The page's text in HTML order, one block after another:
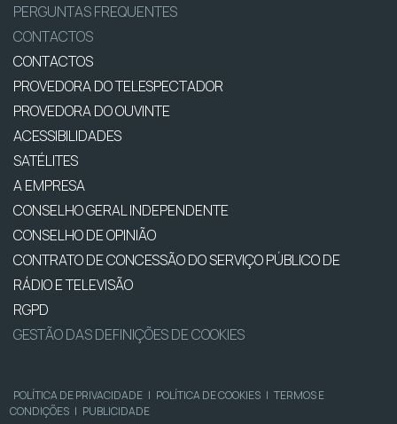
PERGUNTAS FREQUENTES
CONTACTOS
CONTACTOS
PROVEDORA DO TELESPECTADOR
PROVEDORA DO OUVINTE
ACESSIBILIDADES
SATÉLITES
A EMPRESA
CONSELHO GERAL INDEPENDENTE
CONSELHO DE OPINIÃO
CONTRATO DE CONCESSÃO DO SERVIÇO PÚBLICO DE
RÁDIO E TELEVISÃO
RGPD
GESTÃO DAS DEFINIÇÕES DE COOKIES
POLÍTICA DE PRIVACIDADE | POLÍTICA DE COOKIES | TERMOS E
CONDIÇÕES | PUBLICIDADE